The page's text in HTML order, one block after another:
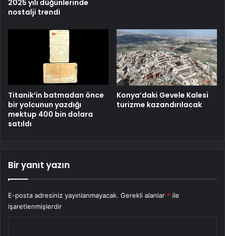
2025 yılı düğünlerinde
nostalji trendi
Titanik’in batmadan önce
bir yolcunun yazdığı
mektup 400 bin dolara
satıldı
Konya’daki Gevele Kalesi
turizme kazandırılacak
Bir yanıt yazın
E-posta adresiniz yayınlanmayacak. Gerekli alanlar * ile
işaretlenmişlerdir